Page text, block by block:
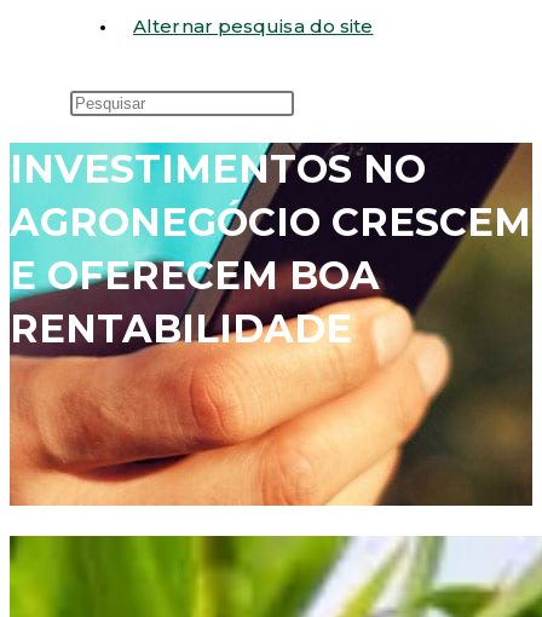
Alternar pesquisa do site
INVESTIMENTOS NO
AGRONEGÓCIO CRESCEM
E OFERECEM BOA
RENTABILIDADE